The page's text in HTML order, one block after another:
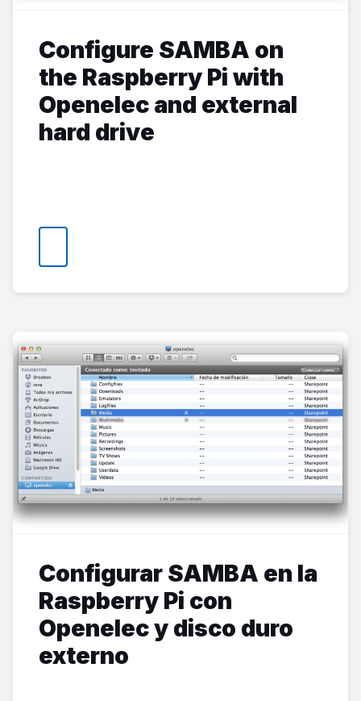
Configure SAMBA on
the Raspberry Pi with
Openelec and external
hard drive
Configurar SAMBA en la
Raspberry Pi con
Openelec y disco duro
externo